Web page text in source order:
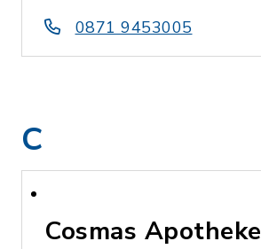
0871 9453005
C
Cosmas Apotheke